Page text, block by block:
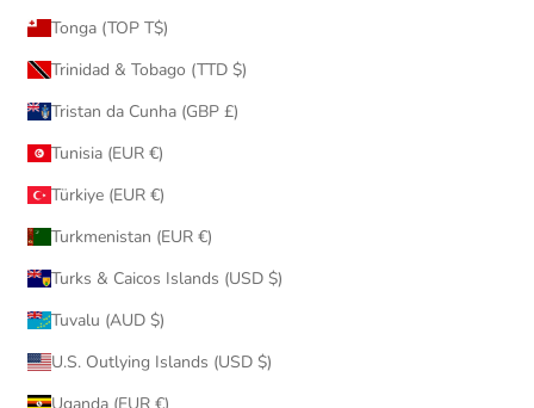
Tonga (TOP T$)
Trinidad & Tobago (TTD $)
Tristan da Cunha (GBP £)
Tunisia (EUR €)
Türkiye (EUR €)
Turkmenistan (EUR €)
Turks & Caicos Islands (USD $)
Tuvalu (AUD $)
U.S. Outlying Islands (USD $)